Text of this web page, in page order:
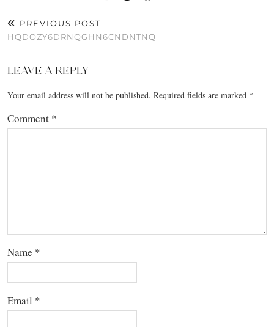
PREVIOUS POST
HQDOZY6DRNQGHN6CNDNTNQ
LEAVE A REPLY
Your email address will not be published. Required fields are marked *
Comment *
Name *
Email *